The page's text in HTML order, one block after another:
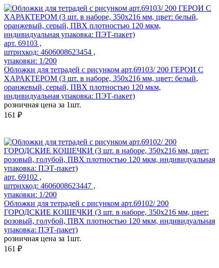
арт. 69103 ,
штрихкод: 4606008623454 ,
упаковки: 1/200
Обложки для тетрадей с рисунком арт.69103/ 200 ГЕРОИ С
ХАРАКТЕРОМ (3 шт. в наборе, 350х216 мм, цвет: белый,
оранжевый, серый, ПВХ плотностью 120 мкм,
индивидуальная упаковка: ПЭТ-пакет)
розничная цена за 1шт.
161 ₽
арт. 69102 ,
штрихкод: 4606008623447 ,
упаковки: 1/200
Обложки для тетрадей с рисунком арт.69102/ 200
ГОРОДСКИЕ КОШЕЧКИ (3 шт. в наборе, 350х216 мм, цвет:
розовый, голубой, ПВХ плотностью 120 мкм, индивидуальная
упаковка: ПЭТ-пакет)
розничная цена за 1шт.
161 ₽